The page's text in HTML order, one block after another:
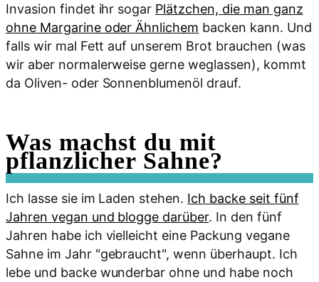
Invasion findet ihr sogar Plätzchen, die man ganz
ohne Margarine oder Ähnlichem backen kann. Und
falls wir mal Fett auf unserem Brot brauchen (was
wir aber normalerweise gerne weglassen), kommt
da Oliven- oder Sonnenblumenöl drauf.
Was machst du mit
pflanzlicher Sahne?
Ich lasse sie im Laden stehen. Ich backe seit fünf
Jahren vegan und blogge darüber. In den fünf
Jahren habe ich vielleicht eine Packung vegane
Sahne im Jahr "gebraucht", wenn überhaupt. Ich
lebe und backe wunderbar ohne und habe noch